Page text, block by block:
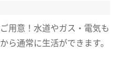
用意！水道やガス・電気も
ら通常に生活ができます。